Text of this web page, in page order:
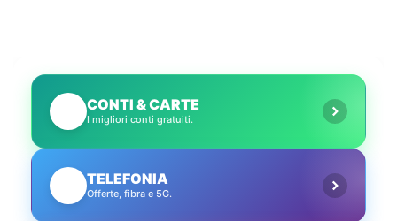
CONTI & CARTE
I migliori conti gratuiti.
TELEFONIA
Offerte, fibra e 5G.